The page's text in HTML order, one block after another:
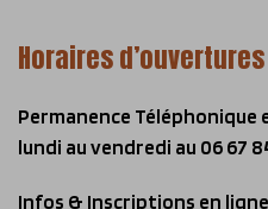
Horaires d’ouvertures
Permanence Téléphonique
lundi au vendredi au 06 67
Infos & Inscriptions en ligne